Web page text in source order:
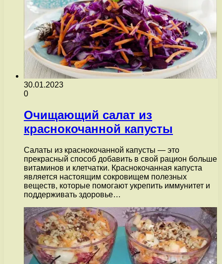
30.01.2023
0
Очищающий салат из
краснокочанной капусты
Салаты из краснокочанной капусты — это
прекрасный способ добавить в свой рацион больше
витаминов и клетчатки. Краснокочанная капуста
является настоящим сокровищем полезных
веществ, которые помогают укрепить иммунитет и
поддерживать здоровье…